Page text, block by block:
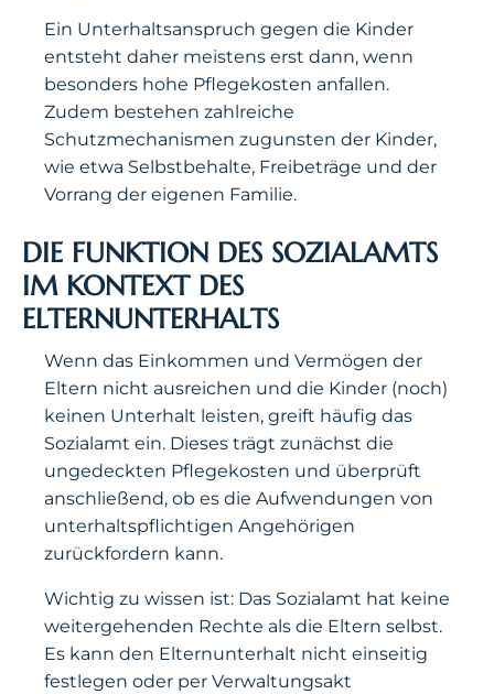
Ein Unterhaltsanspruch gegen die Kinder
entsteht daher meistens erst dann, wenn
besonders hohe Pflegekosten anfallen.
Zudem bestehen zahlreiche
Schutzmechanismen zugunsten der Kinder,
wie etwa Selbstbehalte, Freibeträge und der
Vorrang der eigenen Familie.
DIE FUNKTION DES SOZIALAMTS
IM KONTEXT DES
ELTERNUNTERHALTS
Wenn das Einkommen und Vermögen der
Eltern nicht ausreichen und die Kinder (noch)
keinen Unterhalt leisten, greift häufig das
Sozialamt ein. Dieses trägt zunächst die
ungedeckten Pflegekosten und überprüft
anschließend, ob es die Aufwendungen von
unterhaltspflichtigen Angehörigen
zurückfordern kann.
Wichtig zu wissen ist: Das Sozialamt hat keine
weitergehenden Rechte als die Eltern selbst.
Es kann den Elternunterhalt nicht einseitig
festlegen oder per Verwaltungsakt